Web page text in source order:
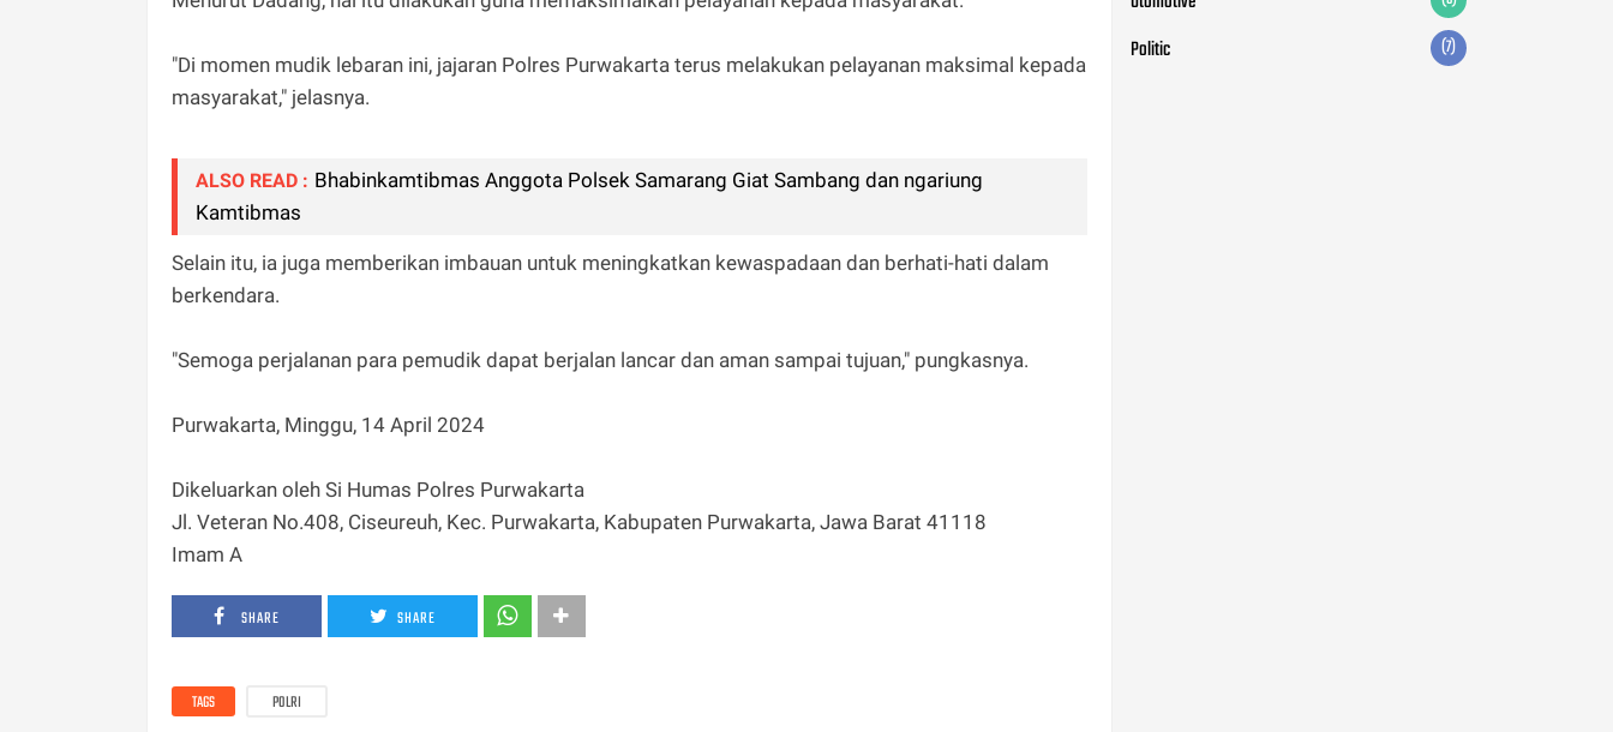
"Di momen mudik lebaran ini, jajaran Polres Purwakarta terus melakukan pelayanan maksimal kepada
masyarakat," jelasnya.
ALSO READ : Bhabinkamtibmas Anggota Polsek Samarang Giat Sambang dan ngariung
Kamtibmas
Selain itu, ia juga memberikan imbauan untuk meningkatkan kewaspadaan dan berhati-hati dalam
berkendara.
"Semoga perjalanan para pemudik dapat berjalan lancar dan aman sampai tujuan," pungkasnya.
Purwakarta, Minggu, 14 April 2024
Dikeluarkan oleh Si Humas Polres Purwakarta
Jl. Veteran No.408, Ciseureuh, Kec. Purwakarta, Kabupaten Purwakarta, Jawa Barat 41118
Imam A
SHARE SHARE
TAGS POLRI
Politic (7)